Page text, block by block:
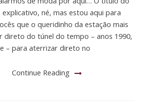
né, mas estou aqui para
que o queridinho da estação mais
direto do túnel do tempo – anos 1990,
– para aterrizar direto no
Continue Reading